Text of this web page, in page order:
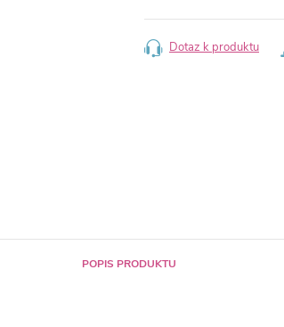
cena:
Dotaz k produktu
POPIS PRODUKTU